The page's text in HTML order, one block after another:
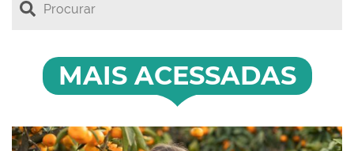
MAIS ACESSADAS